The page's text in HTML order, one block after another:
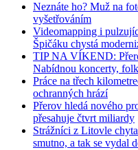
Neznáte ho? Muž na
vyšetřováním
Videomapping i
Špičáku chystá
TIP NA VÍKEND:
Nabídnou koncerty,
Práce na třech
ochranných hrází
Přerov hledá nového
přesahuje čtvrt miliardy
Strážníci z Litovle
smutno, a tak se vydal